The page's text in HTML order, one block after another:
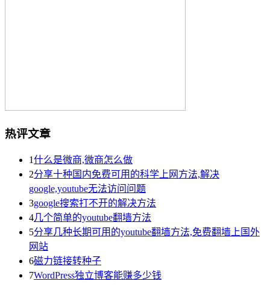
热评文章
1什么是微商,微商怎么做
2分享十种国内免费可用的科学上网方法,解决
google,youtube无法访问问题
3google搜索打不开的解决方法
4几个简单的youtube翻墙方法
5分享几种长期可用的youtube翻墙方法,免费翻墙上国外
网站
6磁力链接转种子
7WordPress独立博客能赚多少钱